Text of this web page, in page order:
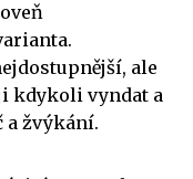
ale
kdykoli vyndat a
a žvýkání.